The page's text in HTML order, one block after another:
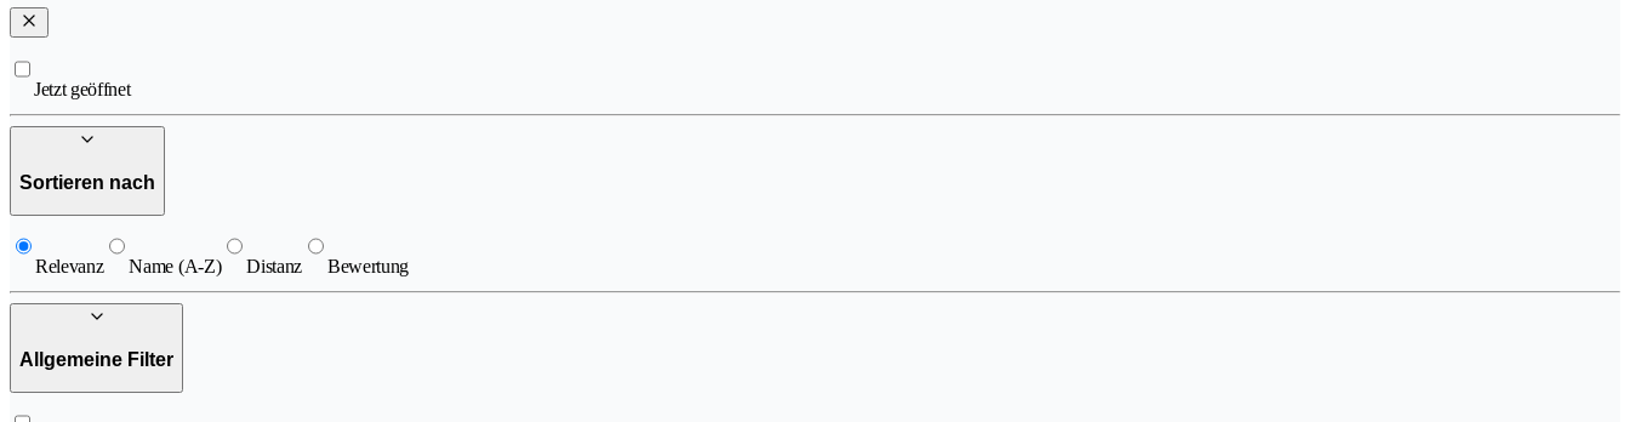
Jetzt geöffnet
Sortieren nach
Relevanz Name (A-Z) Distanz Bewertung
Allgemeine Filter